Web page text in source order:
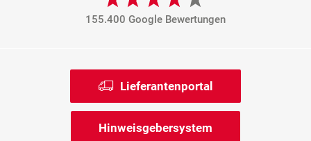
155.400 Google Bewertungen
Lieferantenportal
Hinweisgebersystem